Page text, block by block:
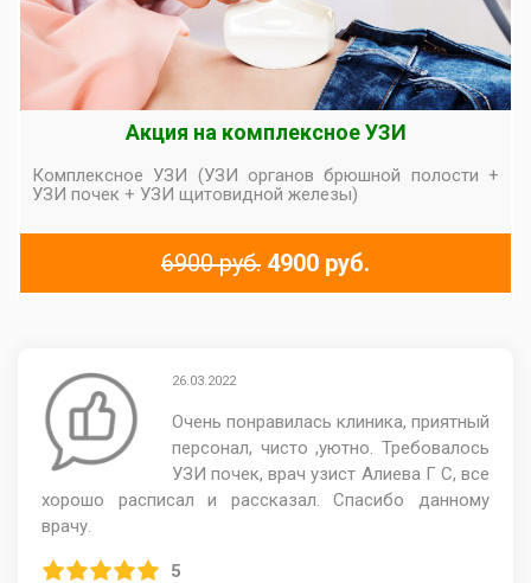
Акция на комплексное УЗИ
Комплексное УЗИ (УЗИ органов брюшной полости +
УЗИ почек + УЗИ щитовидной железы)
6900 руб. 4900 руб.
26.03.2022
Очень понравилась клиника, приятный
персонал, чисто ,уютно. Требовалось
УЗИ почек, врач узист Алиева Г С, все
хорошо расписал и рассказал. Спасибо данному
врачу.
5